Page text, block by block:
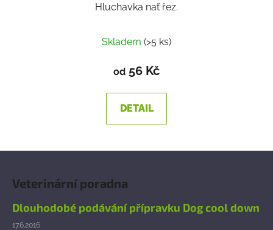
Hluchavka nať řez.
Skladem (>5 ks)
od 56 Kč
DETAIL
Veterinární poradna
Dlouhodobé podávání přípravku Dog cool down
17.6.2016